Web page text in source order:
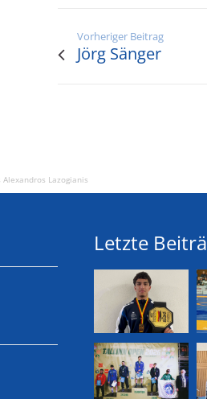
Vorheriger Beitrag
Jörg Sänger
Alexandros Lazogianis
Letzte